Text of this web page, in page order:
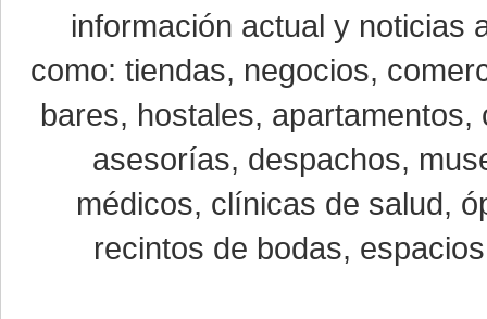
información actual y noticias
como: tiendas, negocios,
bares, hostales,
asesorías, despachos,
médicos, clínicas de salud,
recintos de bodas,